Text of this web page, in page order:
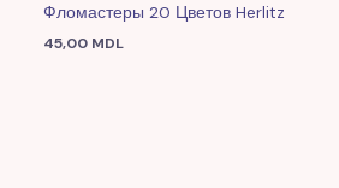
Фломастеры 20 Цветов Herlitz
45,00 MDL